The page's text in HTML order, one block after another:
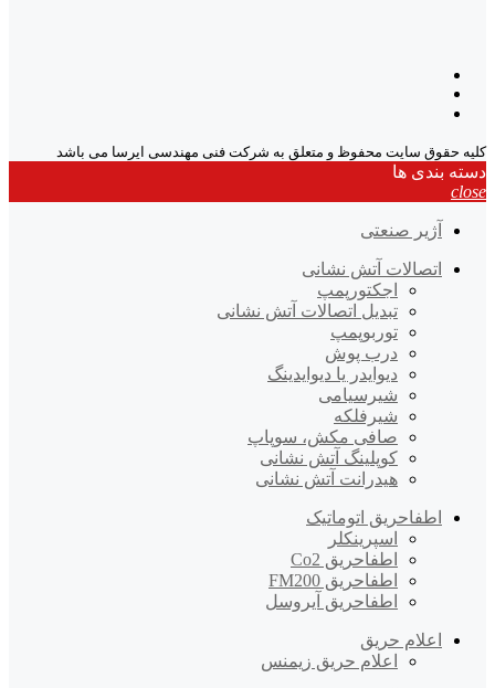
کلیه حقوق سایت محفوظ و متعلق به شرکت فنی مهندسی ایرسا می باشد
دسته بندی ها
close
آژیر صنعتی
اتصالات آتش نشانی
اجکتورپمپ
تبدیل اتصالات آتش نشانی
توربوپمپ
درب پوش
دیوایدر یا دیوایدینگ
شیرسیامی
شیرفلکه
صافی مکش، سوپاپ
کوپلینگ آتش نشانی
هیدرانت آتش نشانی
اطفاحریق اتوماتیک
اسپرینکلر
اطفاحریق Co2
اطفاحریق FM200
اطفاحریق آیروسل
اعلام حریق
اعلام حریق زیمنس